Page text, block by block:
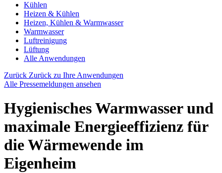
Kühlen
Heizen & Kühlen
Heizen, Kühlen & Warmwasser
Warmwasser
Luftreinigung
Lüftung
Alle Anwendungen
Zurück Zurück zu Ihre Anwendungen
Alle Pressemeldungen ansehen
Hygienisches Warmwasser und
maximale Energieeffizienz für
die Wärmewende im
Eigenheim